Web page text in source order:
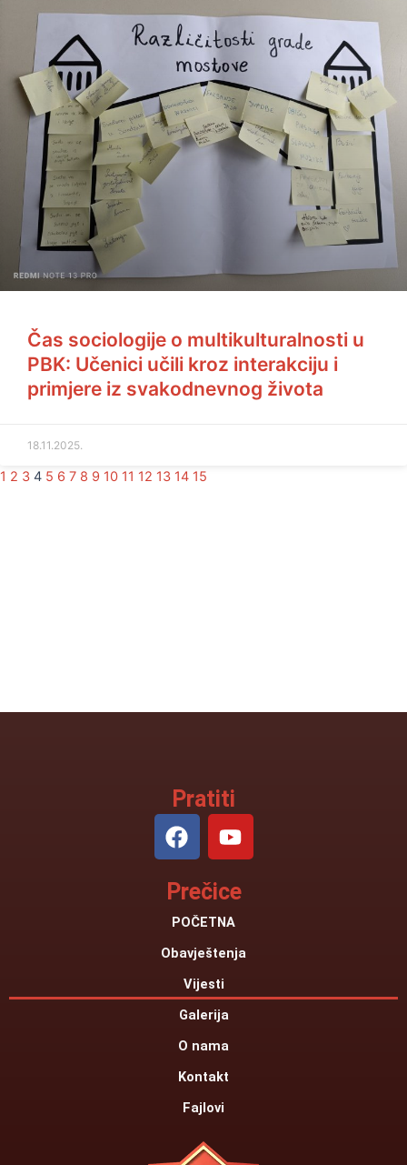
Čas sociologije o multikulturalnosti u
PBK: Učenici učili kroz interakciju i
primjere iz svakodnevnog života
18.11.2025.
1 2 3 4 5 6 7 8 9 10 11 12 13 14 15
Pratiti
F
a
e
b
o
k
Y
o
t
u
e
Prečice
POČETNA
Obavještenja
Vijesti
Galerija
O nama
Kontakt
Fajlovi